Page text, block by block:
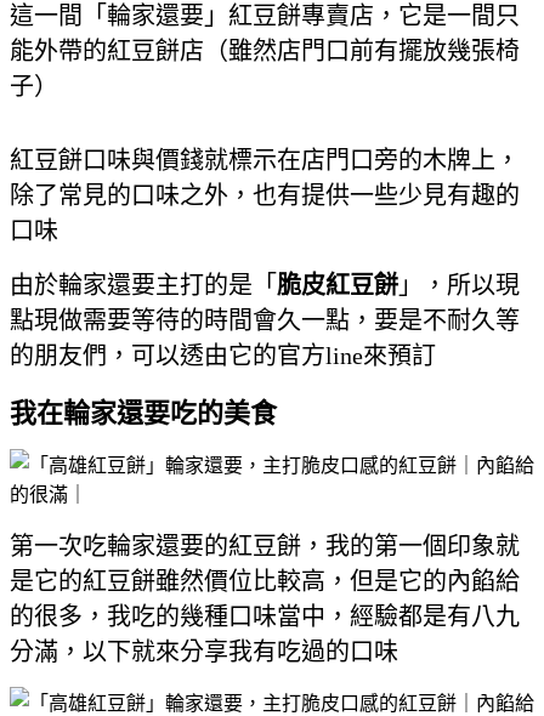
這一間「輪家還要」紅豆餅專賣店，它是一間只
能外帶的紅豆餅店（雖然店門口前有擺放幾張椅
子）
紅豆餅口味與價錢就標示在店門口旁的木牌上，
除了常見的口味之外，也有提供一些少見有趣的
口味
由於輪家還要主打的是「 脆皮紅豆餅 」，所以現
點現做需要等待的時間會久一點，要是不耐久等
的朋友們，可以透由它的官方line來預訂
我在輪家還要吃的美食
第一次吃輪家還要的紅豆餅，我的第一個印象就
是它的紅豆餅雖然價位比較高，但是它的內餡給
的很多，我吃的幾種口味當中，經驗都是有八九
分滿，以下就來分享我有吃過的口味